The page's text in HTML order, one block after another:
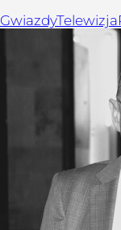
GwiazdyTelewizja